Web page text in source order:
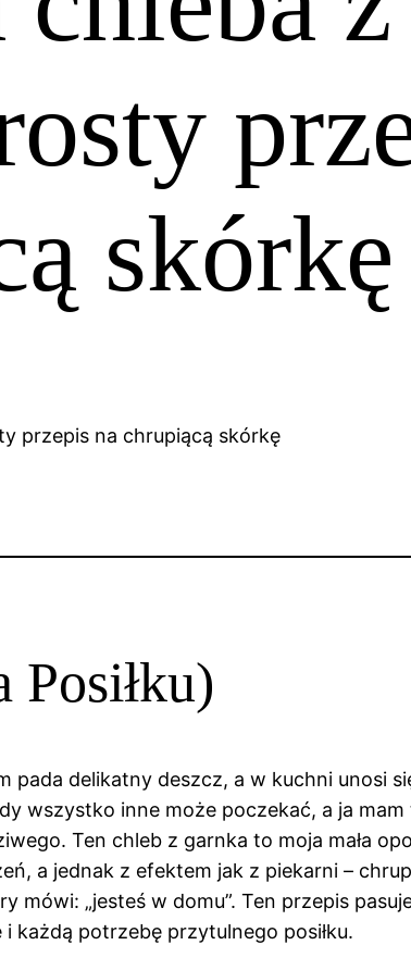
skórkę
pada delikatny deszcz, a w kuchni unosi
wszystko inne może poczekać, a ja
Ten chleb z garnka to moja mała
a jednak z efektem jak z piekarni –
mówi: „jesteś w domu”. Ten przepis
każdą potrzebę przytulnego posiłku.